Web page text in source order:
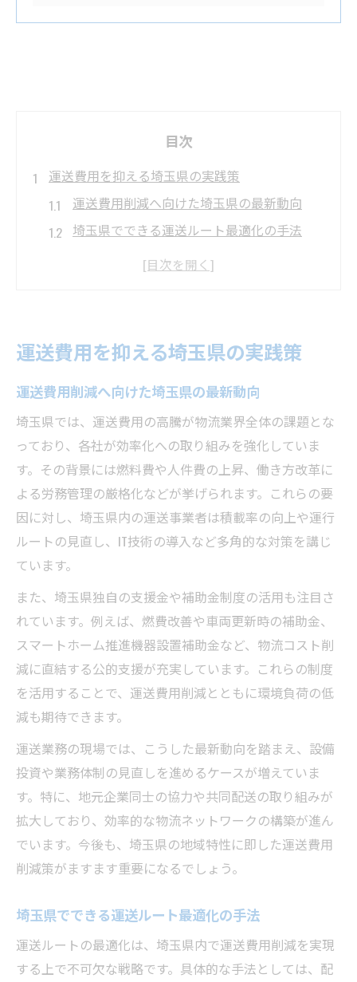
目次
運送費用を抑える埼玉県の実践策
運送費用削減へ向けた埼玉県の最新動向
埼玉県でできる運送ルート最適化の手法
支援金活用で運送費用を大幅カットするコ
埼玉県で叶える運送コスト削減の極意
運送効率化に役立つ埼玉県支援金の使い方
埼玉県運送事業で注目のスマートホーム化
補助金を活用した運送コスト削減の実践例
リフォーム費用補助金の運送活用アイデア
運送におけるエネルギーコスト最適化事例
運送効率化を進める最新補助金活用術
埼玉県住宅補助金で運送現場を改善する方
食洗機補助金の活用が運送業にもたらす効
果
機器設置補助金による運送自動化のポイン
ト
暖房給付金を福利厚生に活かす運送の工夫
積載率向上で運送最適化を実現する方法
積載率向上による運送費用削減の実践ポイ
ント
共同配送が埼玉県運送現場に及ぼす影響と
は
積載率アップで利益率を高める仕組み作り
WMS導入が運送費用削減に貢献する理由
埼玉県の支援策を使った運送費用管理術
運送費用を抑える埼玉県の実践策
運送費用削減へ向けた埼玉県の最新動向
埼玉県では、運送費用の高騰が物流業界全体の課題とな
っており、各社が効率化への取り組みを強化していま
す。その背景には燃料費や人件費の上昇、働き方改革に
よる労務管理の厳格化などが挙げられます。これらの要
因に対し、埼玉県内の運送事業者は積載率の向上や運行
ルートの見直し、IT技術の導入など多角的な対策を講じ
ています。
また、埼玉県独自の支援金や補助金制度の活用も注目さ
れています。例えば、燃費改善や車両更新時の補助金、
スマートホーム推進機器設置補助金など、物流コスト削
減に直結する公的支援が充実しています。これらの制度
を活用することで、運送費用削減とともに環境負荷の低
減も期待できます。
運送業務の現場では、こうした最新動向を踏まえ、設備
投資や業務体制の見直しを進めるケースが増えていま
す。特に、地元企業同士の協力や共同配送の取り組みが
拡大しており、効率的な物流ネットワークの構築が進ん
でいます。今後も、埼玉県の地域特性に即した運送費用
削減策がますます重要になるでしょう。
埼玉県でできる運送ルート最適化の手法
運送ルートの最適化は、埼玉県内で運送費用削減を実現
する上で不可欠な戦略です。具体的な手法としては、配